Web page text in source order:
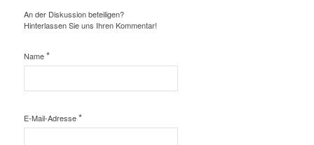
An der Diskussion beteiligen?
Hinterlassen Sie uns Ihren Kommentar!
Name*
E-Mail-Adresse*